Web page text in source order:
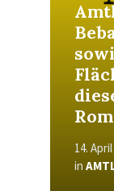
14.
in